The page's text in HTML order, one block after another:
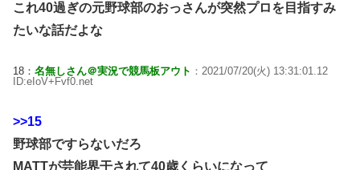
これ40過ぎの元野球部のおっさんが突然プロを目指すみ
たいな話だよな
18： 名無しさん＠実況で競馬板アウト ：2021/07/20(火) 13:31:01.12
ID:eIoV+Fvf0.net
>>15
野球部ですらないだろ
MATTが芸能界干されて40歳くらいになって